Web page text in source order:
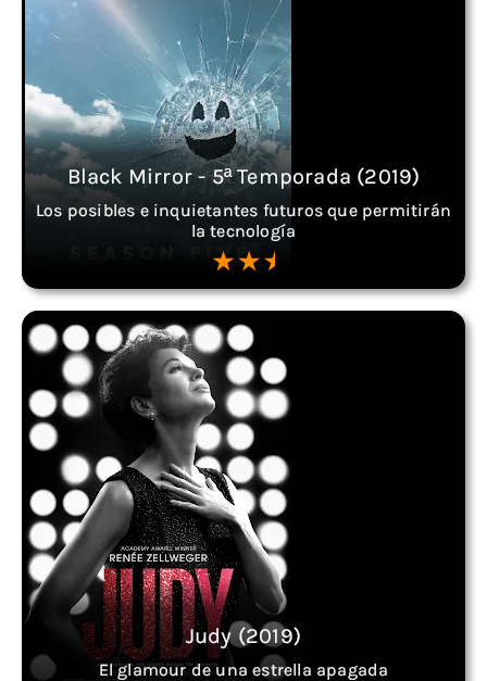
Black Mirror - 5ª Temporada (2019)
Los posibles e inquietantes futuros que permitirán
la tecnología
Judy (2019)
El glamour de una estrella apagada